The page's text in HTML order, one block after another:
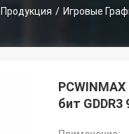
Продукция / Игровые
бит